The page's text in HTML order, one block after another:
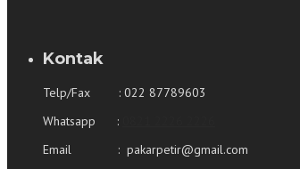
Kontak
Telp/Fax : 022 87789603
Whatsapp :
Email : pakarpetir@gmail.com